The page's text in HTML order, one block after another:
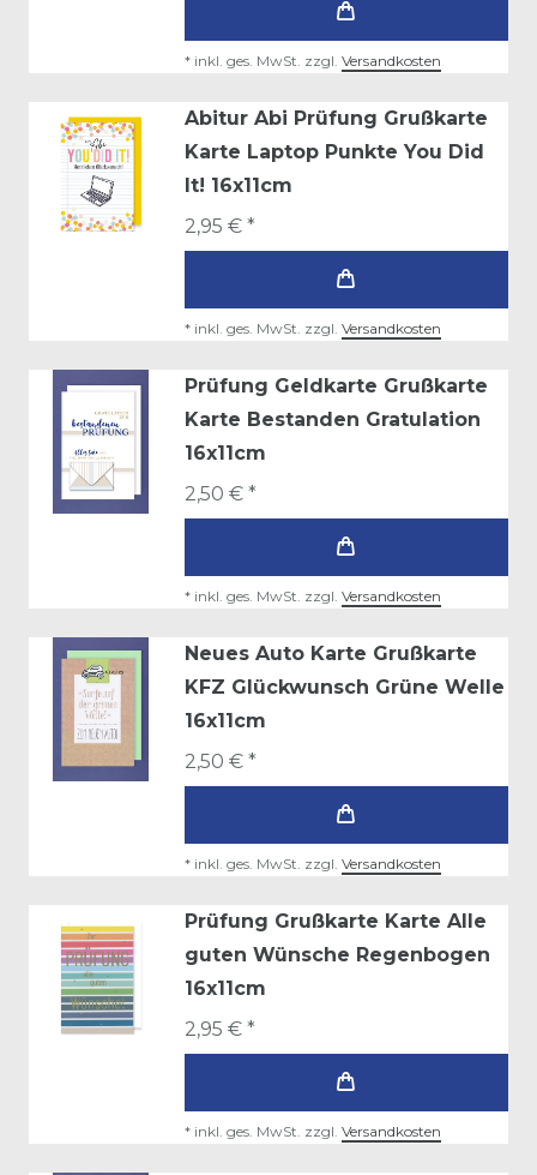
* inkl. ges. MwSt. zzgl. Versandkosten
Abitur Abi Prüfung Grußkarte
Karte Laptop Punkte You Did
It! 16x11cm
2,95 € *
* inkl. ges. MwSt. zzgl. Versandkosten
Prüfung Geldkarte Grußkarte
Karte Bestanden Gratulation
16x11cm
2,50 € *
* inkl. ges. MwSt. zzgl. Versandkosten
Neues Auto Karte Grußkarte
KFZ Glückwunsch Grüne Welle
16x11cm
2,50 € *
* inkl. ges. MwSt. zzgl. Versandkosten
Prüfung Grußkarte Karte Alle
guten Wünsche Regenbogen
16x11cm
2,95 € *
* inkl. ges. MwSt. zzgl. Versandkosten